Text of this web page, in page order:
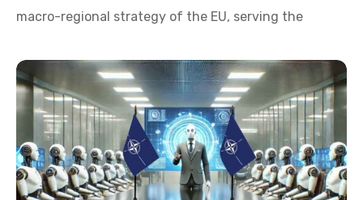
macro-regional strategy of the EU, serving the